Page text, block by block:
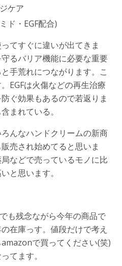
ケア
ド・EGF配合)
てすぐに違いが出てきま
るバリア機能に必要な重要
手荒れにつながります。こ
EGFは火傷などの再生治療
ぐ効果もあるので若返りま
まれている。
んなハンドクリームの新商
売され始めてると思いま
などで売っているモノに比
と思います。
残念ながら今年の商品で
在庫っす。値段だけで考え
で買ってください(笑)
てます。